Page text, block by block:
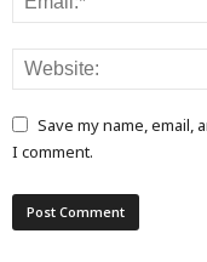
Save my name, email,
I comment.